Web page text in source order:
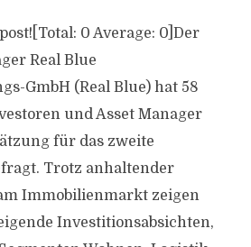
0 Average: 0]Der
Real Blue
GmbH (Real Blue) hat 58
und Asset Manager
für das zweite
Trotz anhaltender
Immobilienmarkt zeigen
Investitionsabsichten,